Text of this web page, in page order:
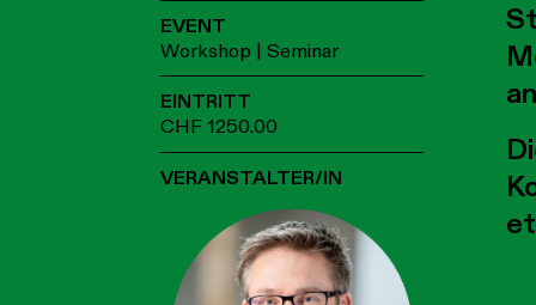
EVENT
Workshop | Seminar
EINTRITT
CHF 1250.00
VERANSTALTER/IN